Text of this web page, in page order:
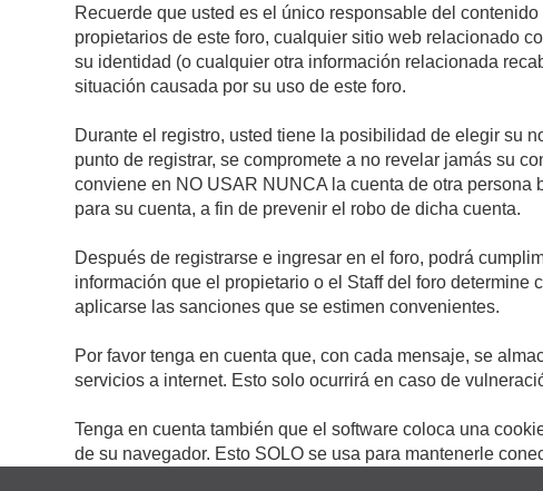
Recuerde que usted es el único responsable del
propietarios de este foro, cualquier sitio web relacionado
su identidad (o cualquier otra información relacionada
situación causada por su uso de este foro.
Durante el registro, usted tiene la posibilidad de elegir su
punto de registrar, se compromete a no revelar jamás su
conviene en NO USAR NUNCA la cuenta de otra
para su cuenta, a fin de prevenir el robo de dicha cuenta.
Después de registrarse e ingresar en el foro, podrá
información que el propietario o el Staff del foro
aplicarse las sanciones que se estimen convenientes.
Por favor tenga en cuenta que, con cada mensaje, se
servicios a internet. Esto solo ocurrirá en caso de
Tenga en cuenta también que el software coloca una
de su navegador. Esto SOLO se usa para mantenerle